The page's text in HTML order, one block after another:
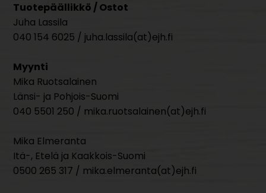
Tuotepäällikkö / Ostot
Juha Lassila
040 154 6025 / juha.lassila(at)ejh.fi
Myynti
Mika Ruotsalainen
Länsi- ja Pohjois-Suomi
040 5501 250 / mika.ruotsalainen(at)ejh.fi
Mika Elmeranta
Itä-, Etelä ja Kaakkois-Suomi
0500 265 317 / mika.elmeranta(at)ejh.fi